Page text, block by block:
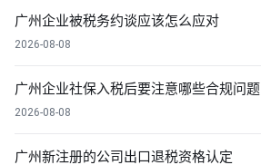
广州企业被税务约谈应该怎么应对
2026-08-08
广州企业社保入税后要注意哪些合规问题
2026-08-08
广州新注册的公司出口退税资格认定